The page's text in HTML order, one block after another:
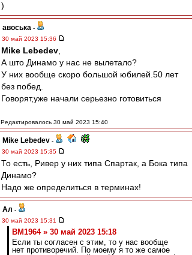
)
авоська -
30 май 2023 15:36
Mike Lebedev
А што Динамо у нас не вылетало?
У них вообще скоро большой юбилей.50 лет
без побед.
Говорят,уже начали серьезно готовиться
Редактировалось 30 май 2023 15:40
Mike Lebedev -
30 май 2023 15:35
То есть, Ривер у них типа Спартак, а Бока типа
Динамо?
Надо же определиться в терминах!
Ал -
30 май 2023 15:31
BM1964 » 30 май 2023 15:18
Если ты согласен с этим, то у нас вообще
нет противоречий. По моему я то же самое